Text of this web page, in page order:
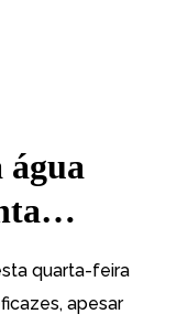
quarta-feira
apesar